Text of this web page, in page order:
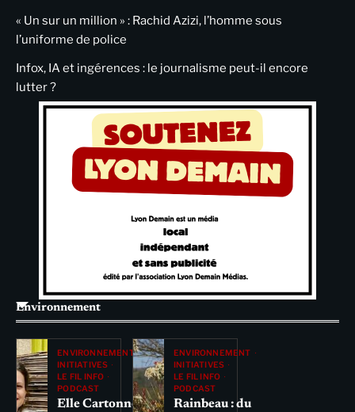
« Un sur un million » : Rachid Azizi, l’homme sous
l’uniforme de police
Infox, IA et ingérences : le journalisme peut-il encore
lutter ?
Environnement
ENVIRONNEMENT
INITIATIVES
LE FIL INFO
PODCAST
Elle Cartonne
ENVIRONNEMENT
INITIATIVES
LE FIL INFO
PODCAST
Rainbeau : du